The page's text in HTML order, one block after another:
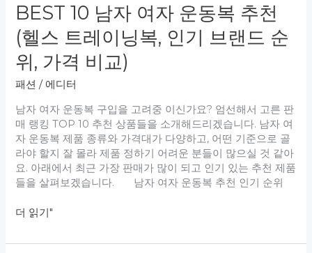
안
화
추
천
(가
운
작
업
화,
브
랜
순
가
BEST 10 남자 여자 운동복 추천
(헬스 트레이닝복, 인기 브랜드 순
위, 가격 비교)
패션 / 에디터
남자 여자 운동복 구입을 고려중 이신가요? 엄선해서 고른 판
매 랭킹 TOP 10 추천 상품들을 소개해드리겠습니다. 남자 여
자 운동복 제품 종류와 가격대가 다양하고, 어떤 기준으로 골
라야 할지 잘 몰라 제품 정하기 어려운 분들이 많으실 것 같아
요. 아래에서 최근 가장 판매가 많이 되고 인기 있는 추천 제품
들을 살펴보겠습니다. 남자 여자 운동복 추천 인기 순위
BEST
남
더 읽기"